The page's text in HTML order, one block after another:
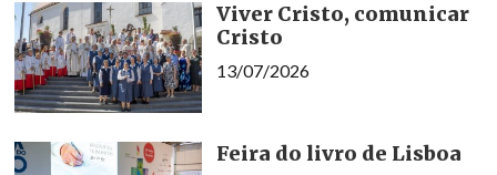
Viver Cristo, comunicar
Cristo
13/07/2026
Feira do livro de Lisboa